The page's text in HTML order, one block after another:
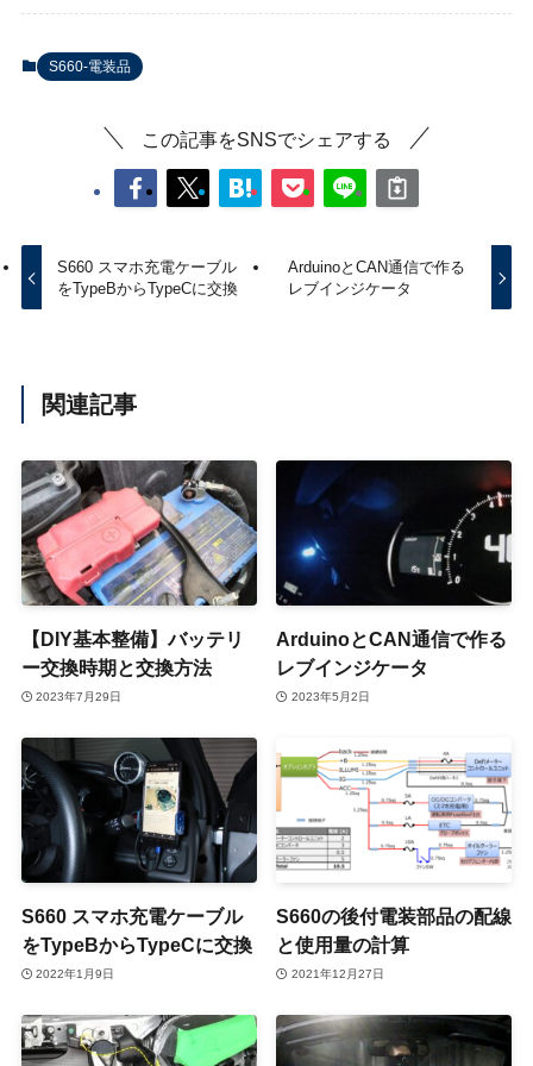
S660-電装品
この記事をSNSでシェアする
S660 スマホ充電ケーブル
をTypeBからTypeCに交換
ArduinoとCAN通信で作る
レブインジケータ
関連記事
【DIY基本整備】バッテリ
ー交換時期と交換方法
2023年7月29日
ArduinoとCAN通信で作る
レブインジケータ
2023年5月2日
S660 スマホ充電ケーブル
をTypeBからTypeCに交換
2022年1月9日
S660の後付電装部品の配線
と使用量の計算
2021年12月27日